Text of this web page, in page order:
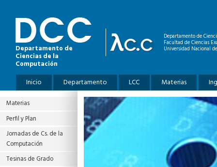
Departamento de
Ciencias de la
Computación
Departamento de
Facultad de Ciencias
Universidad Nacional
Menú principal
Inicio Departamento LCC Materias
Materias
Perfil y Plan
Jornadas de Cs. de la
Computación
Tesinas de Grado